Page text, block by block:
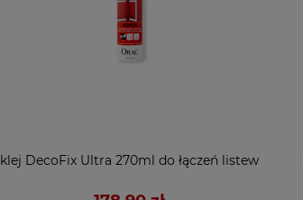
klej DecoFix Ultra 270ml do łączeń listew